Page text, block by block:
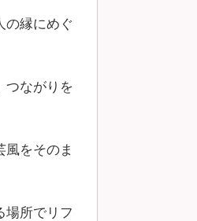
の縁にめぐ
つながりを
風をそのま
場所でリフ